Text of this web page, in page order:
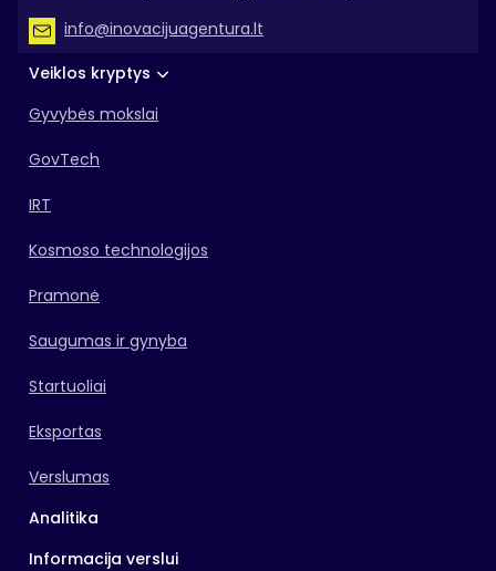
Veiklos kryptys
Gyvybės mokslai
GovTech
IRT
Kosmoso technologijos
Pramonė
Saugumas ir gynyba
Startuoliai
Eksportas
Verslumas
Analitika
Informacija verslui
info@inovacijuagentura.lt